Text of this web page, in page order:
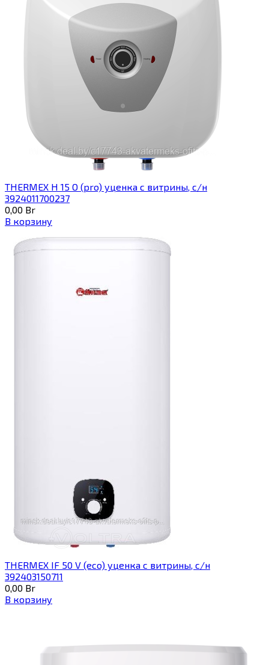
THERMEX H 15 O (pro) уценка с витрины, с/н
3924011700237
0,00 Br
В корзину
THERMEX IF 50 V (eco) уценка c витрины, с/н
392403150711
0,00 Br
В корзину